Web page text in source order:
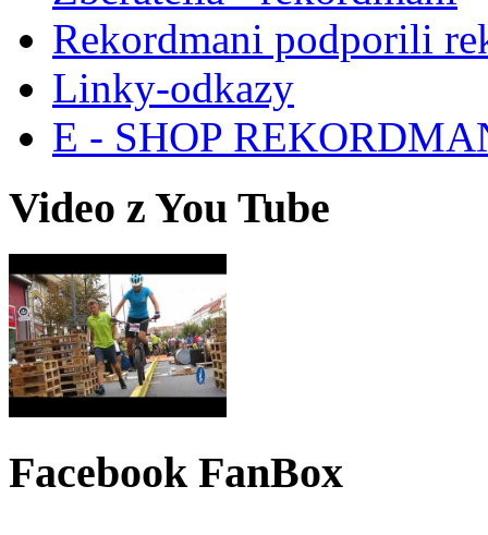
Rekordmani podporili
Linky-odkazy
E - SHOP
Video z You Tube
Facebook FanBox